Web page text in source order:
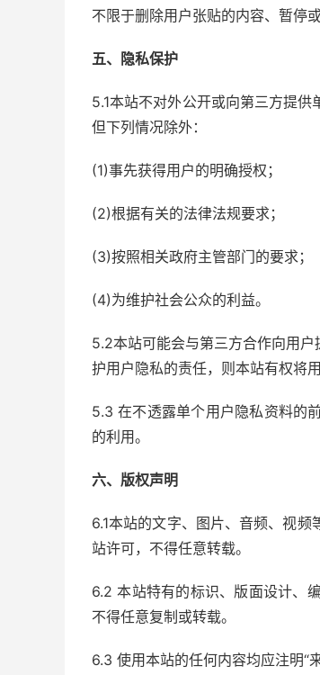
不限于删除用户张贴的内容、暂停
五、隐私保护
5.1本站不对外公开或向第三方提供
但下列情况除外：
(1)事先获得用户的明确授权；
(2)根据有关的法律法规要求；
(3)按照相关政府主管部门的要求；
(4)为维护社会公众的利益。
5.2本站可能会与第三方合作向用
护用户隐私的责任，则本站有权将
5.3 在不透露单个用户隐私资料的
的利用。
六、版权声明
6.1本站的文字、图片、音频、视
站许可，不得任意转载。
6.2 本站特有的标识、版面设计、
不得任意复制或转载。
6.3 使用本站的任何内容均应注明“